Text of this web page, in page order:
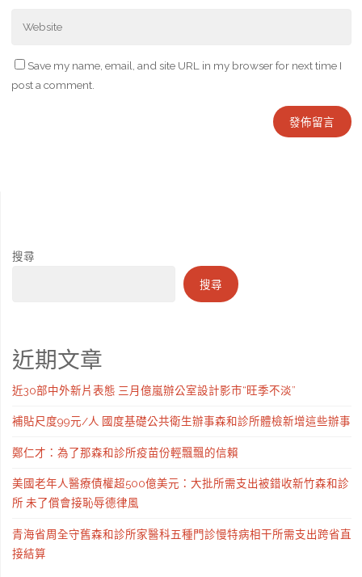
Save my name, email, and site URL in my browser for next time I
post a comment.
搜尋
搜尋
近期文章
近30部中外新片表態 三月億嵐辦公室設計影市“旺季不淡”
補貼尺度99元/人 國度基礎公共衛生辦事森和診所體檢新增這些辦事
鄭仁才：為了那森和診所疫苗份輕飄飄的信賴
美國老年人醫療債權超500億美元：大批所需支出被錯收新竹森和診
所 未了償會接恥辱德律風
青海省周全守舊森和診所家醫科五種門診慢特病相干所需支出跨省直
接結算